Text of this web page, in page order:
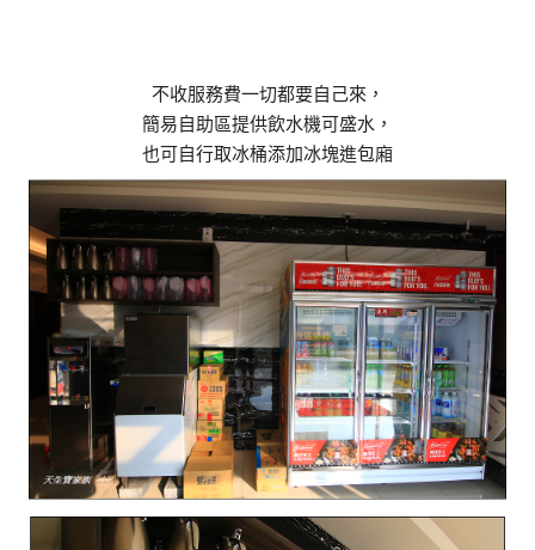
不收服務費一切都要自己來，
簡易自助區提供飲水機可盛水，
也可自行取冰桶添加冰塊進包廂